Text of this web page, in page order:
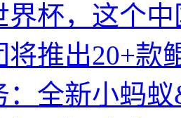
界杯，这个
将推出20+款
：全新小蚂蚁